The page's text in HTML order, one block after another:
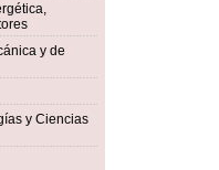
y de
y Ciencias